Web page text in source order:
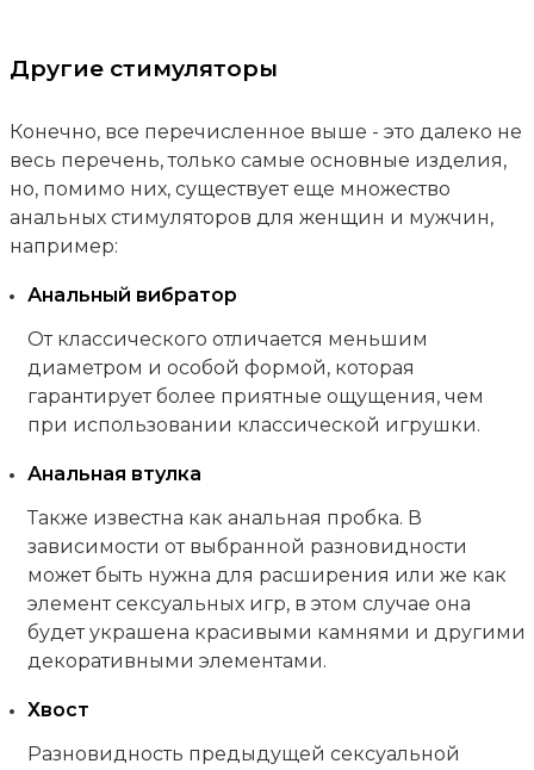
Другие стимуляторы
Конечно, все перечисленное выше - это далеко не
весь перечень, только самые основные изделия,
но, помимо них, существует еще множество
анальных стимуляторов для женщин и мужчин,
например:
Анальный вибратор
От классического отличается меньшим
диаметром и особой формой, которая
гарантирует более приятные ощущения, чем
при использовании классической игрушки.
Анальная втулка
Также известна как анальная пробка. В
зависимости от выбранной разновидности
может быть нужна для расширения или же как
элемент сексуальных игр, в этом случае она
будет украшена красивыми камнями и другими
декоративными элементами.
Хвост
Разновидность предыдущей сексуальной